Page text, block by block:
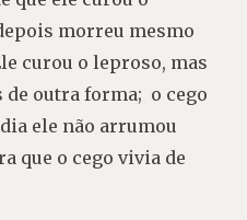
morreu mesmo
curou o leproso, mas
outra forma; o cego
ele não arrumou
que o cego vivia de